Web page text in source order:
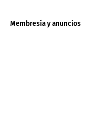
Membresía y anuncios